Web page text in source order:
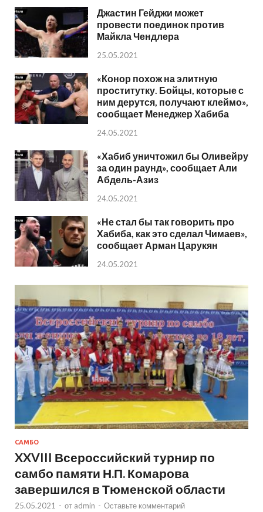
Джастин Гейджи может
провести поединок против
Майкла Чендлера
25.05.2021
«Конор похож на элитную
проститутку. Бойцы, которые с
ним дерутся, получают клеймо»,
сообщает Менеджер Хабиба
24.05.2021
«Хабиб уничтожил бы Оливейру
за один раунд», сообщает Али
Абдель-Азиз
24.05.2021
«Не стал бы так говорить про
Хабиба, как это сделал Чимаев»,
сообщает Арман Царукян
24.05.2021
САМБО
XXVIII Всероссийский турнир по
самбо памяти Н.П. Комарова
завершился в Тюменской области
25.05.2021 - от admin - Оставьте комментарий